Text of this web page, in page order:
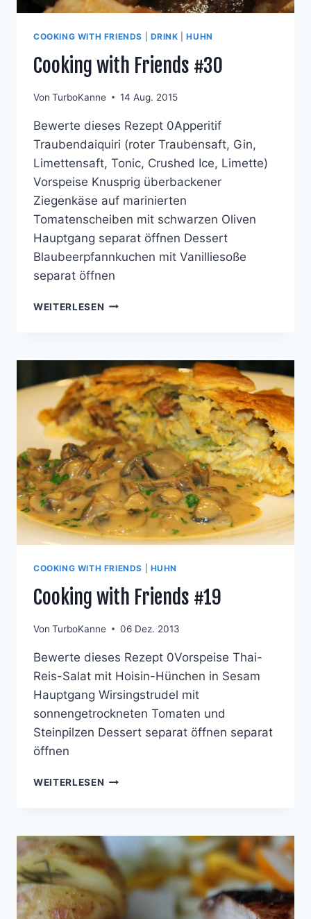
COOKING WITH FRIENDS DRINK |HUHN
Cooking with Friends #30
Von TurboKanne 14 Aug. 2015
Bewerte dieses Rezept 0Apperitif
Traubendaiquiri (roter Traubensaft, Gin,
Limettensaft, Tonic, Crushed Ice, Limette)
Vorspeise Knusprig überbackener
Ziegenkäse auf marinierten
Tomatenscheiben mit schwarzen Oliven
Hauptgang separat öffnen Dessert
Blaubeerpfannkuchen mit Vanilliesoße
separat öffnen
WEITERLESEN COOKING
COOKING WITH FRIENDS HUHN
Cooking with Friends #19
Von TurboKanne 06 Dez. 2013
Bewerte dieses Rezept 0Vorspeise Thai-
Reis-Salat mit Hoisin-Hünchen in Sesam
Hauptgang Wirsingstrudel mit
sonnengetrockneten Tomaten und
Steinpilzen Dessert separat öffnen separat
öffnen
WEITERLESEN COOKING